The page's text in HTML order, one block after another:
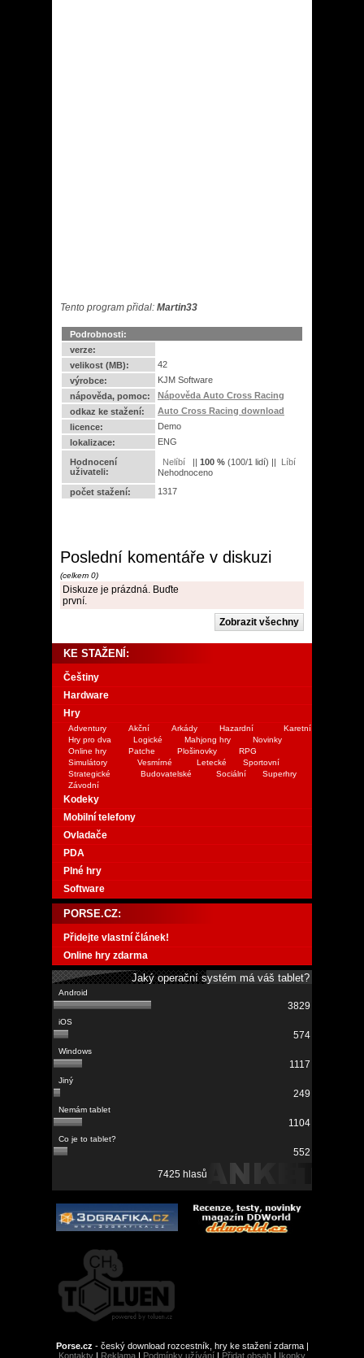
Tento program přidal: Martin33
Podrobnosti:
verze:
velikost (MB):
42
výrobce:
KJM Software
nápověda, pomoc:
Nápověda Auto Cross Racing
odkaz ke stažení:
Auto Cross Racing download
licence:
Demo
lokalizace:
ENG
Hodnocení
uživateli:
|| 100 % (100/1 lidí) ||
Nehodnoceno
počet stažení:
1317
Poslední komentáře v diskuzi
(celkem 0)
Diskuze je prázdná. Buďte
první.
KE STAŽENÍ:
Češtiny
Hardware
Hry
Adventury Akční Arkády Hazardní
Karetní
Hry pro dva
Logické Mahjong hry
Novinky
Online hry
Patche Plošinovky
RPG
Simulátory
Vesmírné Letecké
Sportovní
Strategické
Budovatelské Sociální
Superhry
Závodní
Kodeky
Mobilní telefony
Ovladače
PDA
Plné hry
Software
PORSE.CZ:
Přidejte vlastní článek!
Online hry zdarma
Jaký operační systém má váš tablet?
3829
574
1117
249
1104
552
7425 hlasů
Porse.cz - český download rozcestník, hry ke stažení zdarma |
Kontakty | Reklama | Podmínky užívání | Přidat obsah | Ikonky